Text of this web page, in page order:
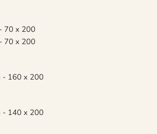
70 x 200
70 x 200
- 160 x 200
- 140 x 200